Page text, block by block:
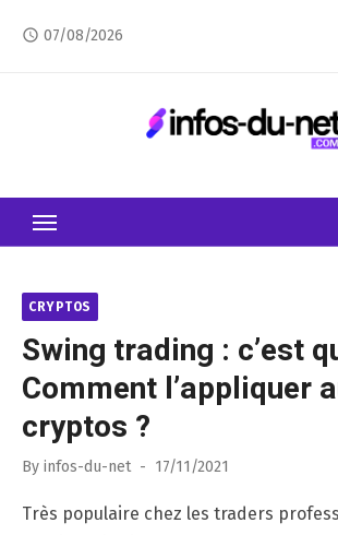
access_time 07/08/2026
CRYPTOS
Swing trading : c’est
Comment l’appliquer
cryptos ?
By infos-du-net
Posted
17/11/2021
Très populaire chez les traders